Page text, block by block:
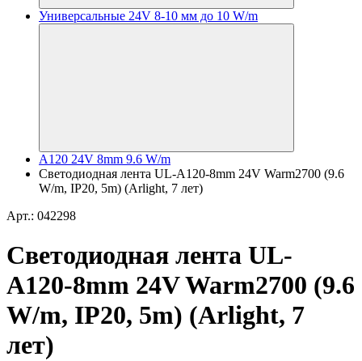
Универсальные 24V 8-10 мм до 10 W/m
A120 24V 8mm 9.6 W/m
Светодиодная лента UL-A120-8mm 24V Warm2700 (9.6
W/m, IP20, 5m) (Arlight, 7 лет)
Арт.: 042298
Светодиодная лента UL-
A120-8mm 24V Warm2700 (9.6
W/m, IP20, 5m) (Arlight, 7
лет)